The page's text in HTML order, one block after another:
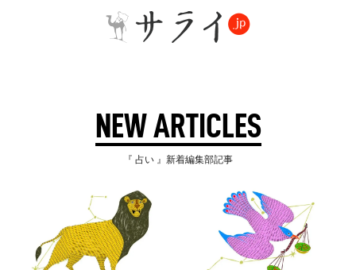
NEW ARTICLES
『 占い 』新着編集部記事